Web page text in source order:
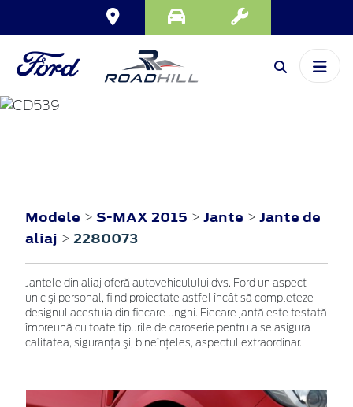
S-MAX
Modele > S-MAX 2015 > Jante > Jante de
aliaj > 2280073
Jantele din aliaj oferă autovehiculului dvs. Ford un aspect
unic şi personal, fiind proiectate astfel încât să completeze
designul acestuia din fiecare unghi. Fiecare jantă este testată
împreună cu toate tipurile de caroserie pentru a se asigura
calitatea, siguranţa şi, bineînţeles, aspectul extraordinar.